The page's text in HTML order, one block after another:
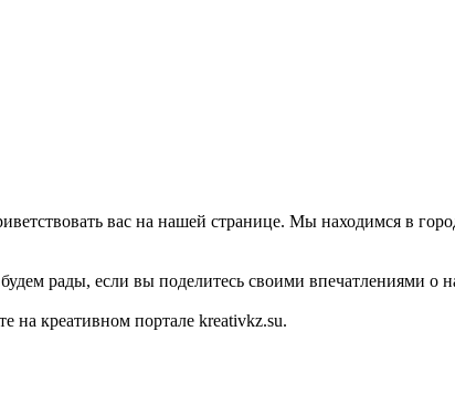
вас на нашей странице. Мы находимся в
рады, если вы поделитесь своими впечатлениями о
креативном портале kreativkz.su.